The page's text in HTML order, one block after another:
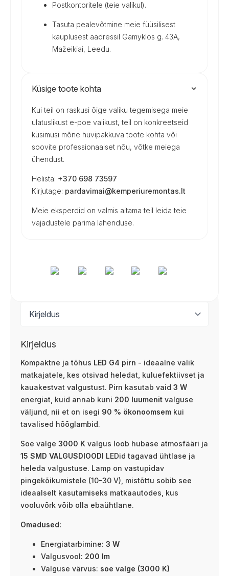
Postkontoritele (teie valikul).
Tasuta pealevõtmine meie füüsilisest
kauplusest aadressil Gamyklos g. 43A,
Mažeikiai, Leedu.
Küsige toote kohta
Kui teil on raskusi õige valiku tegemisega meie
ulatuslikust e-poe valikust, teil on konkreetseid
küsimusi mõne huvipakkuva toote kohta või
soovite professionaalset nõu, võtke meiega
ühendust.
Helista: +370 698 73597
Kirjutage: pardavimai@kemperiuremontas.lt
Meie eksperdid on valmis aitama teil leida teie
vajadustele parima lahenduse.
Kirjeldus
Kompaktne ja tõhus LED G4 pirn - ideaalne valik
matkajatele, kes otsivad heledat, kuluefektiivset ja
kauakestvat valgustust. Pirn kasutab vaid 3 W
energiat, kuid annab kuni 200 luumenit valguse
väljund, nii et on isegi 90 % ökonoomsem kui
tavalised hõõglambid.
Soe valge 3000 K valgus loob hubase atmosfääri ja
15 SMD VALGUSDIOODI LEDid tagavad ühtlase ja
heleda valgustuse. Lamp on vastupidav
pingekõikumistele (10-30 V), mistõttu sobib see
ideaalselt kasutamiseks matkaautodes, kus
vooluvõrk võib olla ebaühtlane.
Omadused:
Energiatarbimine: 3 W
Valgusvool: 200 lm
Valguse värvus: soe valge (3000 K)